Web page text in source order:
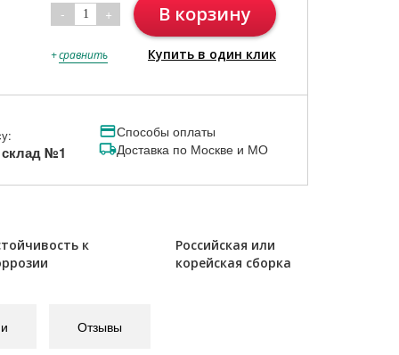
- 1 + В корзину
+сравнить Купить в один клик
склад №1
Способы оплаты
Доставка по Москве и МО
к
Российская или
корейская сборка
Отзывы